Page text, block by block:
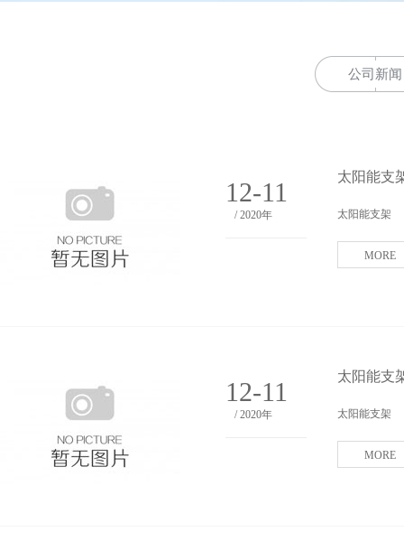
公司新闻
12-11
/ 2020年
太阳能支
太阳能支架
MORE
12-11
/ 2020年
太阳能支
太阳能支架
MORE